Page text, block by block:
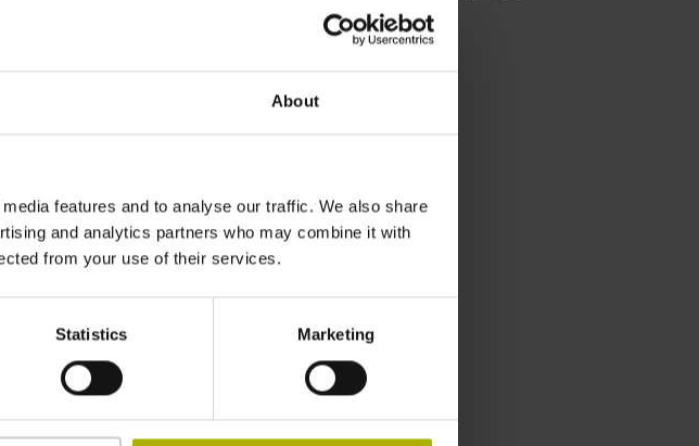
About
features and to analyse our traffic. We also share
and analytics partners who may combine it with
from your use of their services.
Statistics Marketing
身定制的自动化解决方案。包括以下领域的量身定制服务：
刀具和托盘管理